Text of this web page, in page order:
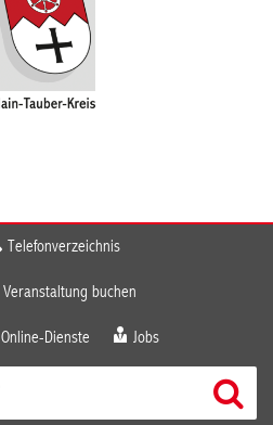
Telefonverzeichnis
Veranstaltung buchen
Online-Dienste Jobs